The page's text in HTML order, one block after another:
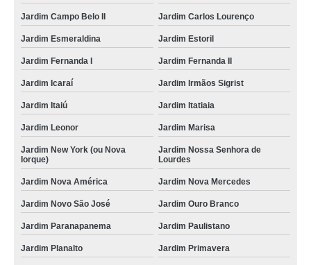
Jardim Campo Belo II Jardim Carlos Lourenço
Jardim Esmeraldina Jardim Estoril
Jardim Fernanda I Jardim Fernanda II
Jardim Icaraí Jardim Irmãos Sigrist
Jardim Itaiú Jardim Itatiaia
Jardim Leonor Jardim Marisa
Jardim New York (ou Nova
Iorque)
Jardim Nossa Senhora de
Lourdes
Jardim Nova América Jardim Nova Mercedes
Jardim Novo São José Jardim Ouro Branco
Jardim Paranapanema Jardim Paulistano
Jardim Planalto Jardim Primavera